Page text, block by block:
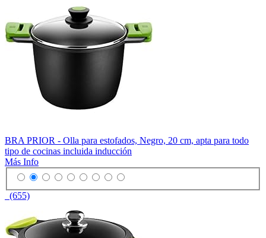
BRA PRIOR - Olla para estofados, Negro, 20 cm, apta para todo
tipo de cocinas incluida inducción
Más Info
(655)